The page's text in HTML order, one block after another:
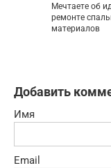
Мечтаете об
ремонте
материалов
Добавить
Имя
Email